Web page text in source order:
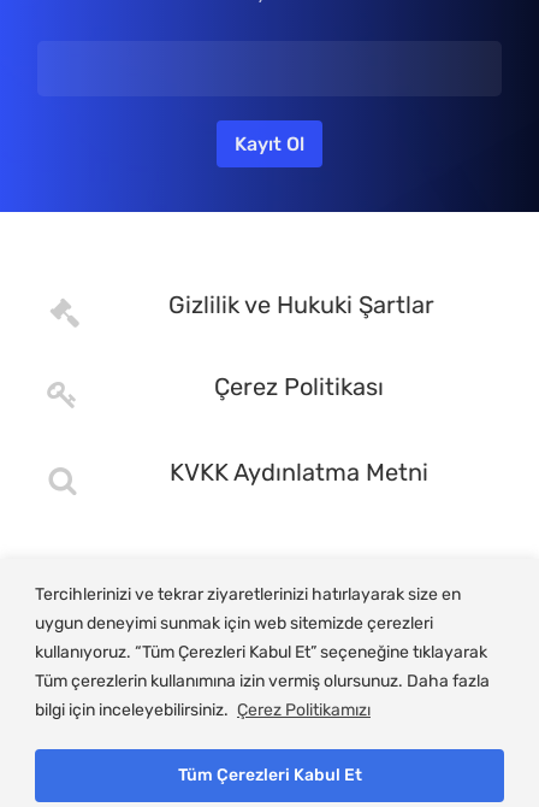
Tercihlerinizi ve tekrar ziyaretlerinizi hatırlayarak size en
uygun deneyimi sunmak için web sitemizde çerezleri
kullanıyoruz. “Tüm Çerezleri Kabul Et” seçeneğine tıklayarak
Tüm çerezlerin kullanımına izin vermiş olursunuz. Daha fazla
bilgi için inceleyebilirsiniz. Çerez Politikamızı
Tüm Çerezleri Kabul Et
Gizlilik ve Hukuki Şartlar
Çerez Politikası
KVKK Aydınlatma Metni